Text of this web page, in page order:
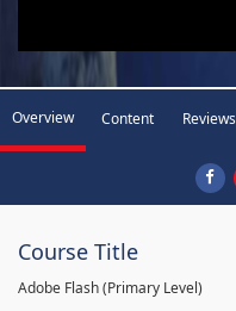
Overview Content Reviews
Course Title
Adobe Flash (Primary Level)